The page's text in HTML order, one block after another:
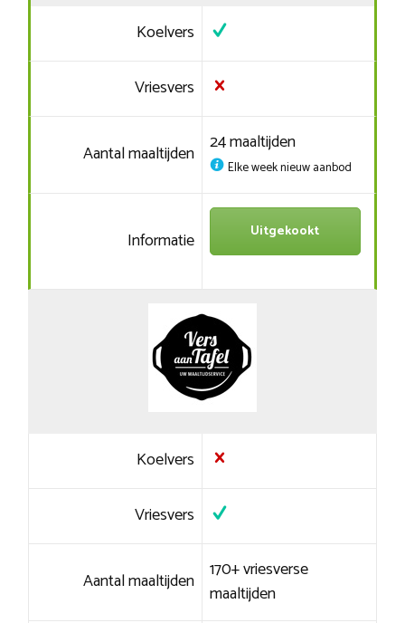
Koelvers
Vriesvers
Aantal maaltijden 24 maaltijden
Elke week nieuw aanbod
Informatie Uitgekookt
Koelvers
Vriesvers
Aantal maaltijden 170+ vriesverse
maaltijden